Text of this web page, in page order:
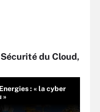
du Cloud,
: « la cyber
»